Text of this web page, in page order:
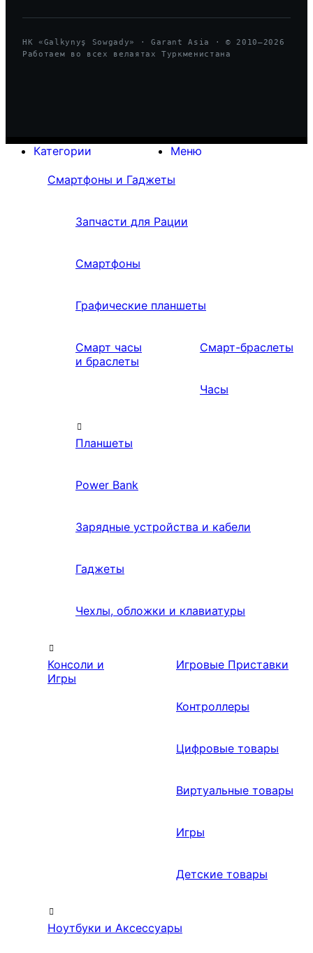
HK «Galkynyş Sowgady» · Garant Asia · © 2010—2026
Работаем во всех велаятах Туркменистана
Меню
Категории
Смартфоны и Гаджеты
Запчасти для Рации
Смартфоны
Графические планшеты
Смарт часы
и браслеты
Смарт-браслеты
Часы
Планшеты
Power Bank
Зарядные устройства и кабели
Гаджеты
Чехлы, обложки и клавиатуры
Консоли и
Игры
Игровые Приставки
Контроллеры
Цифровые товары
Виртуальные товары
Игры
Детские товары
Ноутбуки и Аксессуары